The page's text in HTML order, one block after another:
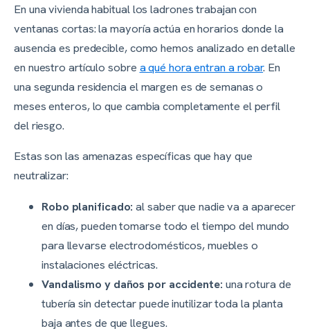
En una vivienda habitual los ladrones trabajan con
ventanas cortas: la mayoría actúa en horarios donde la
ausencia es predecible, como hemos analizado en detalle
en nuestro artículo sobre a qué hora entran a robar. En
una segunda residencia el margen es de semanas o
meses enteros, lo que cambia completamente el perfil
del riesgo.
Estas son las amenazas específicas que hay que
neutralizar:
Robo planificado: al saber que nadie va a aparecer
en días, pueden tomarse todo el tiempo del mundo
para llevarse electrodomésticos, muebles o
instalaciones eléctricas.
Vandalismo y daños por accidente: una rotura de
tubería sin detectar puede inutilizar toda la planta
baja antes de que llegues.